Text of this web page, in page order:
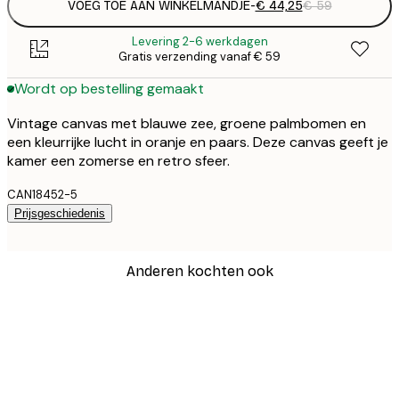
VOEG TOE AAN WINKELMANDJE-€ 44,25€ 59
Levering 2-6 werkdagen
Gratis verzending vanaf € 59
Wordt op bestelling gemaakt
Vintage canvas met blauwe zee, groene palmbomen en
een kleurrijke lucht in oranje en paars. Deze canvas geeft je
kamer een zomerse en retro sfeer.
CAN18452-5
Prijsgeschiedenis
Anderen kochten ook